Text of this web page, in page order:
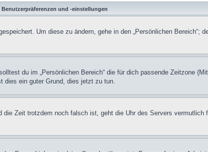
Benutzerpräferenzen und -einstellungen
Um diese zu ändern, gehe in den „Persönlichen Bereich“;
du im „Persönlichen Bereich“ die für dich passende Zeitzone
dies ein guter Grund, dies jetzt zu tun.
Zeit trotzdem noch falsch ist, geht die Uhr des Servers vermutlich